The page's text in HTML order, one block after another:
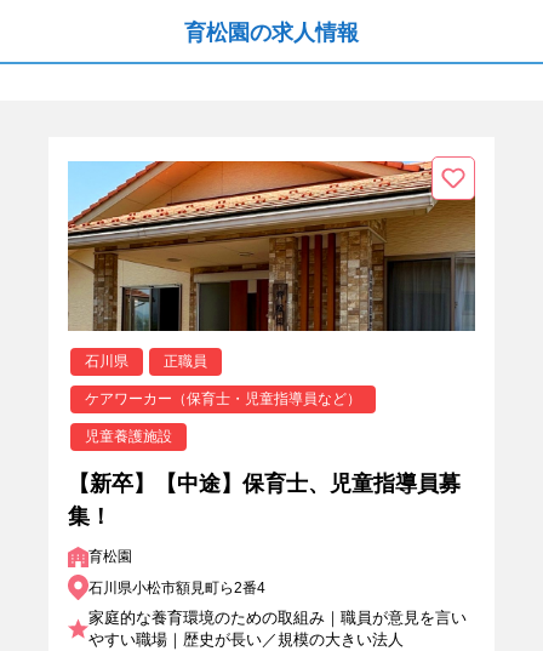
育松園の求人情報
石川県 正職員
ケアワーカー（保育士・児童指導員など）
児童養護施設
【新卒】【中途】保育士、児童指導員募
集！
育松園
石川県小松市額見町ら2番4
家庭的な養育環境のための取組み｜職員が意見を言い
やすい職場｜歴史が長い／規模の大きい法人